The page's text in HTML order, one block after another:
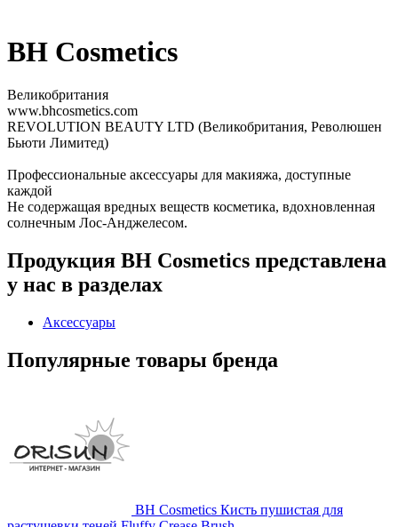
BH Cosmetics
Великобритания
www.bhcosmetics.com
REVOLUTION BEAUTY LTD (Великобритания, Революшен
Бьюти Лимитед)
Профессиональные аксессуары для макияжа, доступные
каждой
Не содержащая вредных веществ косметика, вдохновленная
солнечным Лос-Анджелесом.
Продукция BH Cosmetics представлена
у нас в разделах
Аксессуары
Популярные товары бренда
BH Cosmetics Кисть пушистая для